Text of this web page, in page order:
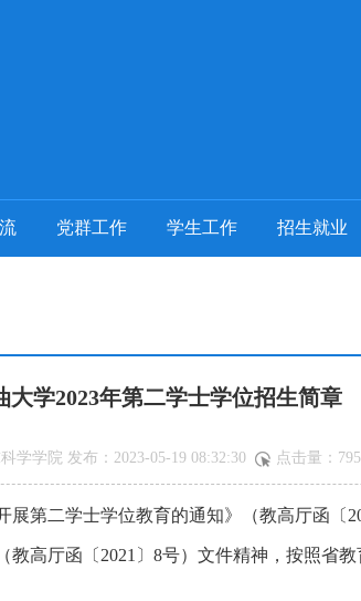
党群工作 学生工作 招生就业
大学2023年第二学士学位招生简章
学学院 发布：2023-05-19 08:32:30 点击量： 795
第二学士学位教育的通知》（教高厅函〔
高厅函〔2021〕8号）文件精神，按照省